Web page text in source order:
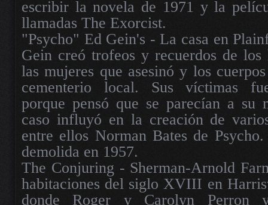
escribir la novela de 1971 y la
llamadas The Exorcist.
"Psycho" Ed Gein's - La casa en
Gein creó trofeos y recuerdos de
las mujeres que asesinó y los
cementerio local. Sus víctimas
porque pensó que se parecían a su
caso influyó en la creación de
entre ellos Norman Bates de
demolida en 1957.
The Conjuring - Sherman-Arnold
habitaciones del siglo XVIII en
donde Roger y Carolyn Perron